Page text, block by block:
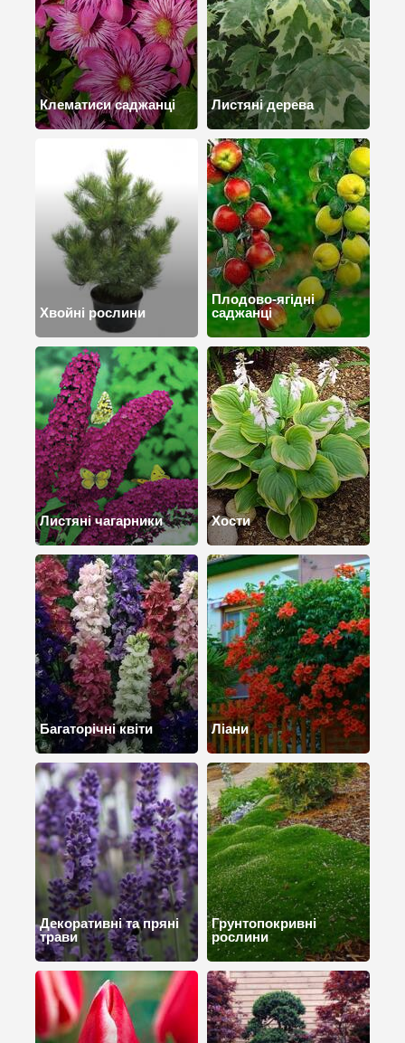
Клематиси саджанці Листяні дерева
Хвойні рослини
Плодово-ягідні
саджанці
Листяні чагарники Хости
Багаторічні квіти Ліани
Декоративні та пряні
трави
Грунтопокривні
рослини